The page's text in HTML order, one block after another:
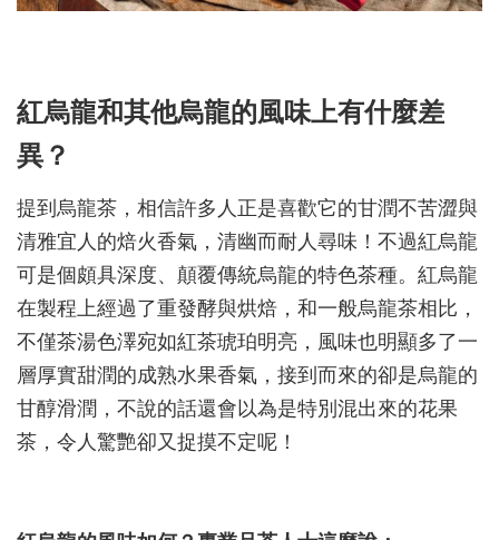
紅烏龍和其他烏龍的風味上有什麼差
異？
提到烏龍茶，相信許多人正是喜歡它的甘潤不苦澀與
清雅宜人的焙火香氣，清幽而耐人尋味！不過紅烏龍
可是個頗具深度、顛覆傳統烏龍的特色茶種。紅烏龍
在製程上經過了重發酵與烘焙，和一般烏龍茶相比，
不僅茶湯色澤宛如紅茶琥珀明亮，風味也明顯多了一
層厚實甜潤的成熟水果香氣，接到而來的卻是烏龍的
甘醇滑潤，不說的話還會以為是特別混出來的花果
茶，令人驚艷卻又捉摸不定呢！